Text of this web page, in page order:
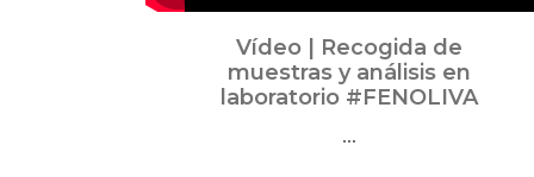
Vídeo | Recogida de
muestras y análisis en
laboratorio #FENOLIVA
...